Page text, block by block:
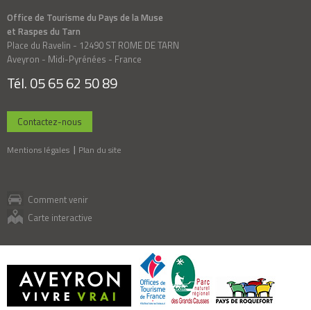
Office de Tourisme du Pays de la Muse
et Raspes du Tarn
Place du Ravelin - 12490 ST ROME DE TARN
Aveyron - Midi-Pyrénées - France
Tél. 05 65 62 50 89
Contactez-nous
Mentions légales Plan du site
Comment venir
Carte interactive